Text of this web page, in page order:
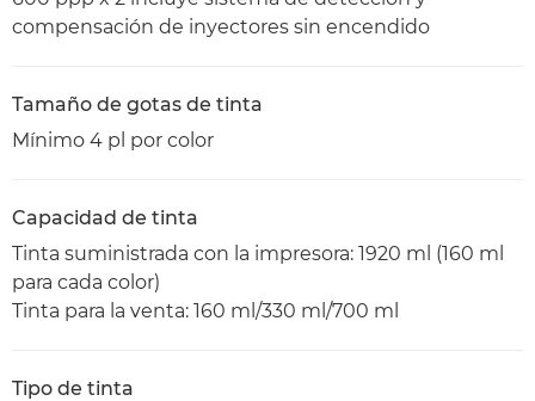
compensación de inyectores sin encendido
Tamaño de gotas de tinta
Mínimo 4 pl por color
Capacidad de tinta
Tinta suministrada con la impresora: 1920 ml (160 ml
para cada color)
Tinta para la venta: 160 ml/330 ml/700 ml
Tipo de tinta